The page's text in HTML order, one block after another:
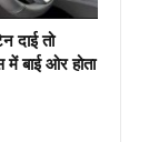
दाई तो
बाई ओर होता